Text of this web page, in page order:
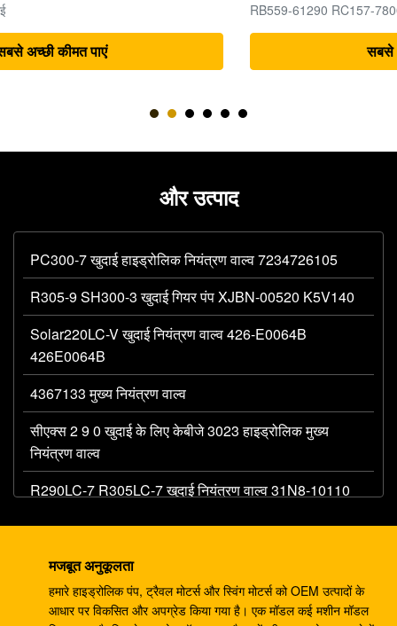
और उत्पाद
PC300-7 खुदाई हाइड्रोलिक नियंत्रण वाल्व 7234726105
R305-9 SH300-3 खुदाई गियर पंप XJBN-00520 K5V140
Solar220LC-V खुदाई नियंत्रण वाल्व 426-E0064B
426E0064B
4367133 मुख्य नियंत्रण वाल्व
सीएक्स 2 9 0 खुदाई के लिए केबीजे 3023 हाइड्रोलिक मुख्य
नियंत्रण वाल्व
R290LC-7 R305LC-7 खुदाई नियंत्रण वाल्व 31N8-10110
PC75
एचपीवी55 खुदाई मशीन के पुर्जे पीसी120-3 पीसी120-5 गियर पंप
मजबूत अनुकूलता
हमारे हाइड्रोलिक पंप, ट्रैवल मोटर्स और स्विंग मोटर्स को OEM उत्पादों के
आधार पर विकसित और अपग्रेड किया गया है। एक मॉडल कई मशीन मॉडल